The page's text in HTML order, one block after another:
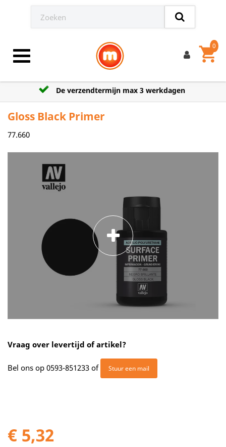
Toggle navigation shopping_cart
0
De verzendtermijn max 3 werkdagen
Gloss Black Primer
77.660
Vraag over levertijd of artikel?
Bel ons op 0593-851233 of Stuur een mail
€ 5,32